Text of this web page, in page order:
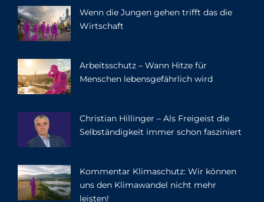
Wenn die Jungen gehen trifft das die
Wirtschaft
Arbeitsschutz – Wann Hitze für
Menschen lebensgefährlich wird
Christian Hillinger – Als Freigeist die
Selbständigkeit immer schon fasziniert
Kommentar Klimaschutz: Wir können
uns den Klimawandel nicht mehr
leisten!